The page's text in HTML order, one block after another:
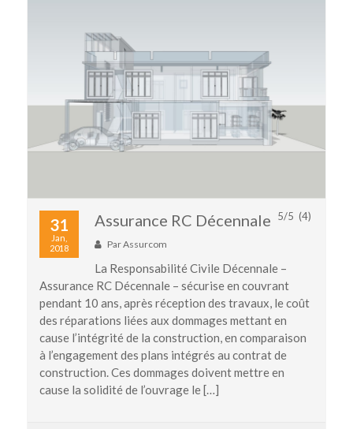
31
Jan,
2018
Assurance RC Décennale 5/5 (4)
ParAssurcom
La Responsabilité Civile Décennale –
Assurance RC Décennale – sécurise en couvrant
pendant 10 ans, après réception des travaux, le coût
des réparations liées aux dommages mettant en
cause l’intégrité de la construction, en comparaison
à l’engagement des plans intégrés au contrat de
construction. Ces dommages doivent mettre en
cause la solidité de l’ouvrage le […]